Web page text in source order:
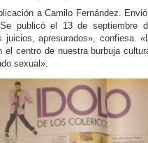
a Camilo Fernández.
publicó el 13 de septiembre
juicios, apresurados», confiesa.
el centro de nuestra burbuja
sexual».